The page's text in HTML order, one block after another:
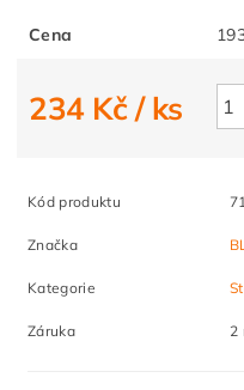
Cena
234 Kč/ ks
Kód produktu
Značka
Kategorie
Záruka 2